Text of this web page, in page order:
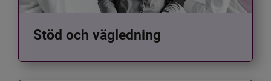
Stöd och vägledning